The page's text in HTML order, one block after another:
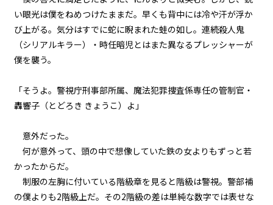
第２話
『Monsters（怪物たち）』＜２
＞
＞
『Monsters（怪物たち）』＜５
＞
い眼光は僕をねめつけたままだ。早くも背中には冷や汗が浮か
び上がる。気分はすでに蛇に睨まれた蛙の如し。連続殺人鬼
（シリアルキラー）・時任暗児とはまた異なるプレッシャーが
僕を襲う。
「そうよ。警視庁刑事部所属、魔法犯罪捜査係専任の管制官・
轟響子（とどろき きょうこ）よ」
意外だった。
何が意外って、頭の中で想像していた鉄の女よりもずっと若
かったからだ。
制服の左胸に付いている階級章を見ると階級は警視。警部補
の僕よりも2階級上だ。その2階級の差は単純な数字では表せな